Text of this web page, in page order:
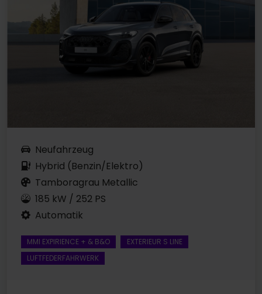
Neufahrzeug
Hybrid (Benzin/Elektro)
Tamboragrau Metallic
185 kW / 252 PS
Automatik
MMI EXPIRIENCE + & B&O
EXTERIEUR S LINE
LUFTFEDERFAHRWERK